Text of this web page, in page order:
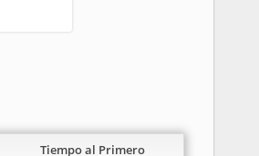
Tiempo al Primero